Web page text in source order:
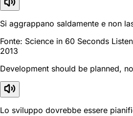
Si aggrappano saldamente e non
Fonte: Science in 60 Seconds
2013
Development should be planned,
Lo sviluppo dovrebbe essere